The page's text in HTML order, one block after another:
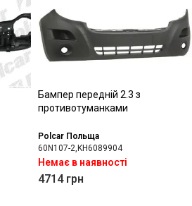
Бампер передній 2.3 з
противотуманками
Polcar Польща
60N107-2,KH6089904
Немає в наявності
4714 грн